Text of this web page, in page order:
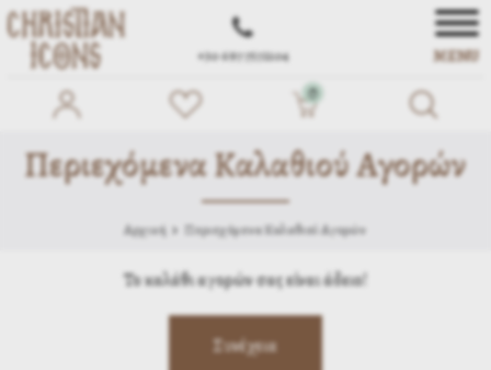
+30 697 7572104 MENU
0
Περιεχόμενα Καλαθιού Αγορών
Αρχική Περιεχόμενα Καλαθιού Αγορών
Το καλάθι αγορών σας είναι άδειο!